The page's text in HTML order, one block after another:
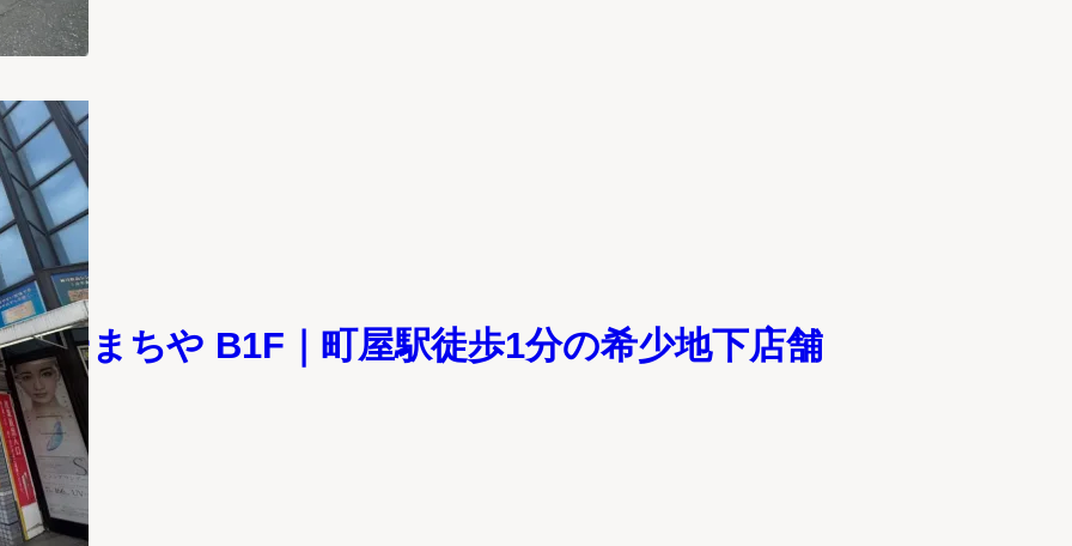
ターまちや B1F｜町屋駅徒歩1分の希少地下店舗